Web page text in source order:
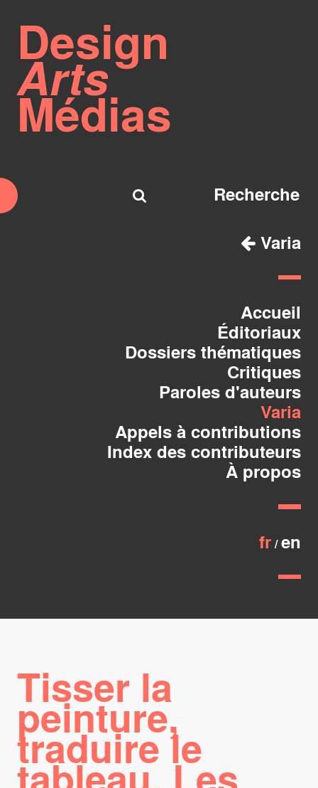
Design
Arts
Médias
Varia
Accueil
Éditoriaux
Dossiers thématiques
Critiques
Paroles d'auteurs
Varia
Appels à contributions
Index des contributeurs
À propos
fr en
Tisser la
peinture,
traduire le